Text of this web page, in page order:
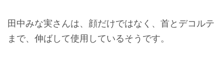
田中みな実さんは、顔だけではなく、首とデコルテ
まで、伸ばして使用しているそうです。